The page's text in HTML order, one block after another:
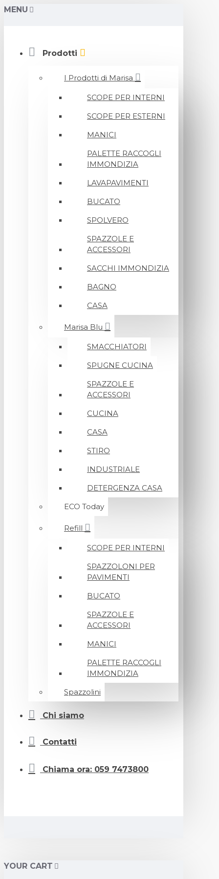
MENU
Prodotti
I Prodotti di Marisa
SCOPE PER INTERNI
SCOPE PER ESTERNI
MANICI
PALETTE RACCOGLI
IMMONDIZIA
LAVAPAVIMENTI
BUCATO
SPOLVERO
SPAZZOLE E
ACCESSORI
SACCHI IMMONDIZIA
BAGNO
CASA
Marisa Blu
SMACCHIATORI
SPUGNE CUCINA
SPAZZOLE E
ACCESSORI
CUCINA
CASA
STIRO
INDUSTRIALE
DETERGENZA CASA
ECO Today
Refill
SCOPE PER INTERNI
SPAZZOLONI PER
PAVIMENTI
BUCATO
SPAZZOLE E
ACCESSORI
MANICI
PALETTE RACCOGLI
IMMONDIZIA
Spazzolini
Chi siamo
Contatti
Chiama ora: 059 7473800
YOUR CART